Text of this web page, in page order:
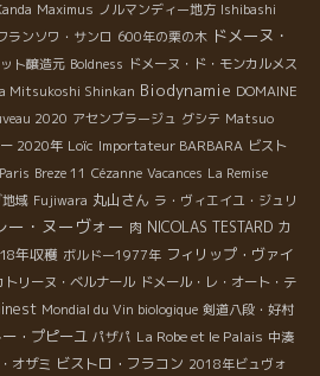
Maximus ノルマンディー地方 Ishibashi
ランソワ・サンロ 600年の栗の木 ドメーヌ・
ト醸造元 Boldness ドメーヌ・ド・モンカルメス
Mitsukoshi Shinkan Biodynamie DOMAINE
2020 アセンブラージュ グシテ Matsuo
2020年 Loïc Importateur BARBARA ビスト
Breze 11 Cézanne Vacances La Remise
域 Fujiwara 丸山さん ラ・ヴィエイユ・ジュリ
ー・ヌーヴォー 肉 NICOLAS TESTARD カ
年収穫 ボルドー1977年 フィリップ・ヴァイ
トリーヌ・ベルナール ドメール・レ・オート・テ
Mondial du Vin biologique 剣道八段・好村
・プピーユ パザパ La Robe et le Palais 中湊
オザミ ビストロ・フラコン 2018年ビュヴォ